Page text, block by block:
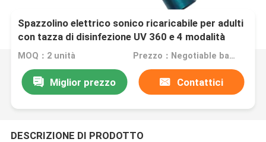
Spazzolino elettrico sonico ricaricabile per adulti
con tazza di disinfezione UV 360 e 4 modalità
MOQ：2 unità Prezzo：Negotiable based on order lot quantity
Miglior prezzo Contattici
DESCRIZIONE DI PRODOTTO